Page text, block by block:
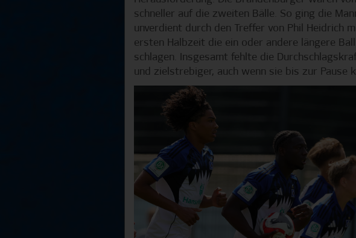
schneller auf die zweiten Bälle. So ging die
unverdient durch den Treffer von Phil Heidrich
ersten Halbzeit die ein oder andere längere
schlagen. Insgesamt fehlte die
und zielstrebiger, auch wenn sie bis zur Pause